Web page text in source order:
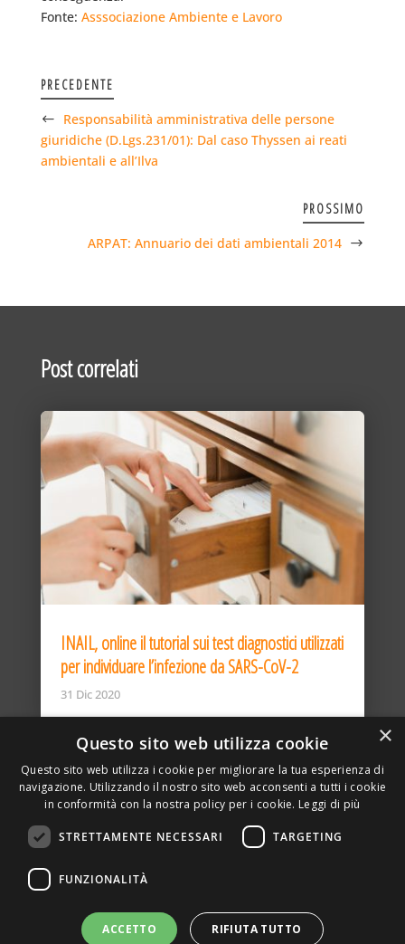
Fonte: Asssociazione Ambiente e Lavoro
PRECEDENTE
Responsabilità amministrativa delle persone
giuridiche (D.Lgs.231/01): Dal caso Thyssen ai reati
ambientali e all’Ilva
PROSSIMO
ARPAT: Annuario dei dati ambientali 2014
Post correlati
INAIL, online il tutorial sui test diagnostici utilizzati
per individuare l’infezione da SARS-CoV-2
31 Dic 2020
DELLA TORRE, 15 – 20127 – MILANO – P. IVA
SITO REALIZZATO DA GRAFICAEFOTO WEB AGENCY –
×
Questo sito web utilizza cookie
Questo sito web utilizza i cookie per migliorare la tua esperienza di
navigazione. Utilizzando il nostro sito web acconsenti a tutti i cookie
in conformità con la nostra policy per i cookie. Leggi di più
STRETTAMENTE NECESSARI TARGETING
FUNZIONALITÀ
ACCETTO RIFIUTA TUTTO